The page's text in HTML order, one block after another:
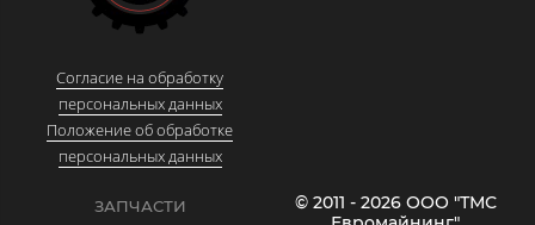
Согласие на обработку
персональных данных
Положение об обработке
персональных данных
ЗАПЧАСТИ
© 2011 - 2026 ООО "ТМС